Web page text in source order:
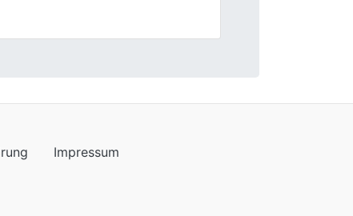
Impressum